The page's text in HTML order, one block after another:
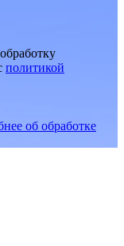
политикой
об обработке